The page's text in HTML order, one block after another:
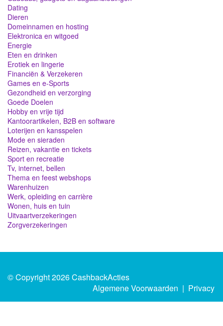
Dating
Dieren
Domeinnamen en hosting
Elektronica en witgoed
Energie
Eten en drinken
Erotiek en lingerie
Financiën & Verzekeren
Games en e-Sports
Gezondheid en verzorging
Goede Doelen
Hobby en vrije tijd
Kantoorartikelen, B2B en software
Loterijen en kansspelen
Mode en sieraden
Reizen, vakantie en tickets
Sport en recreatie
Tv, internet, bellen
Thema en feest webshops
Warenhuizen
Werk, opleiding en carrière
Wonen, huis en tuin
Uitvaartverzekeringen
Zorgverzekeringen
© Copyright 2026 CashbackActies
Algemene Voorwaarden | Privacy